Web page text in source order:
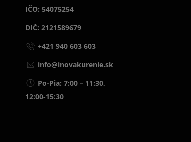
IČO: 54075254
DIČ: 2121589679
+421 940 603 603
info@inovakurenie.sk
Po-Pia: 7:00 – 11:30,
12:00-15:30